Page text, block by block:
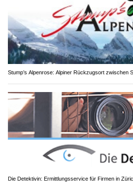
Stump’s Alpenrose: Alpiner Rückzugsort zwischen
Die Detektivin: Ermittlungsservice für Firmen in